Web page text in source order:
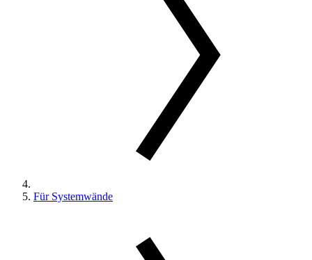
Für Systemwände